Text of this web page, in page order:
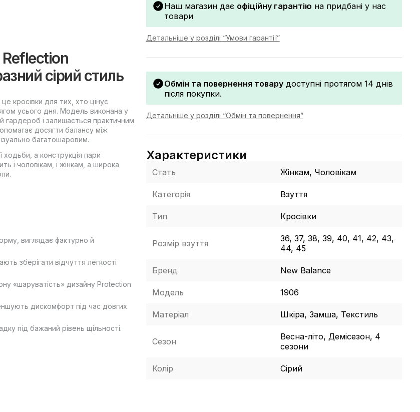
сірий стиль
кросівки для тих, хто цінує
усього дня. Модель виконана у
гардероб і залишається практичним
досягти балансу між
багатошаровим.
ходьби, а конструкція пари
і чоловікам, і жінкам, а широка
виглядає фактурно й
зберігати відчуття легкості
«шаруватість» дизайну Protection
дискомфорт під час довгих
під бажаний рівень щільності.
Наш магазин дає офіційну гарантію на придбані у нас
товари
Детальніше у розділі “Умови гарантії”
Обмін та повернення товарудоступні протягом 14 днів
після покупки.
Детальніше у розділі “Обмін та повернення”
Характеристики
Стать Жінкам, Чоловікам
Категорія Взуття
Тип Кросівки
Розмір взуття
36, 37, 38, 39, 40, 41, 42, 43,
44, 45
Бренд New Balance
Модель 1906
Матеріал Шкіра, Замша, Текстиль
Сезон
Весна-літо, Демісезон, 4
сезони
Колір Сірий